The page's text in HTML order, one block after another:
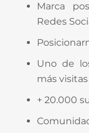
Marca
Redes
Uno de
más
+ 20.000